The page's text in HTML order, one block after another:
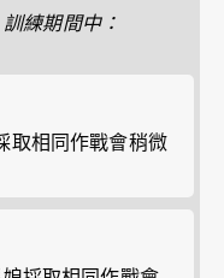
訓練期間中：
取相同作戰會稍微